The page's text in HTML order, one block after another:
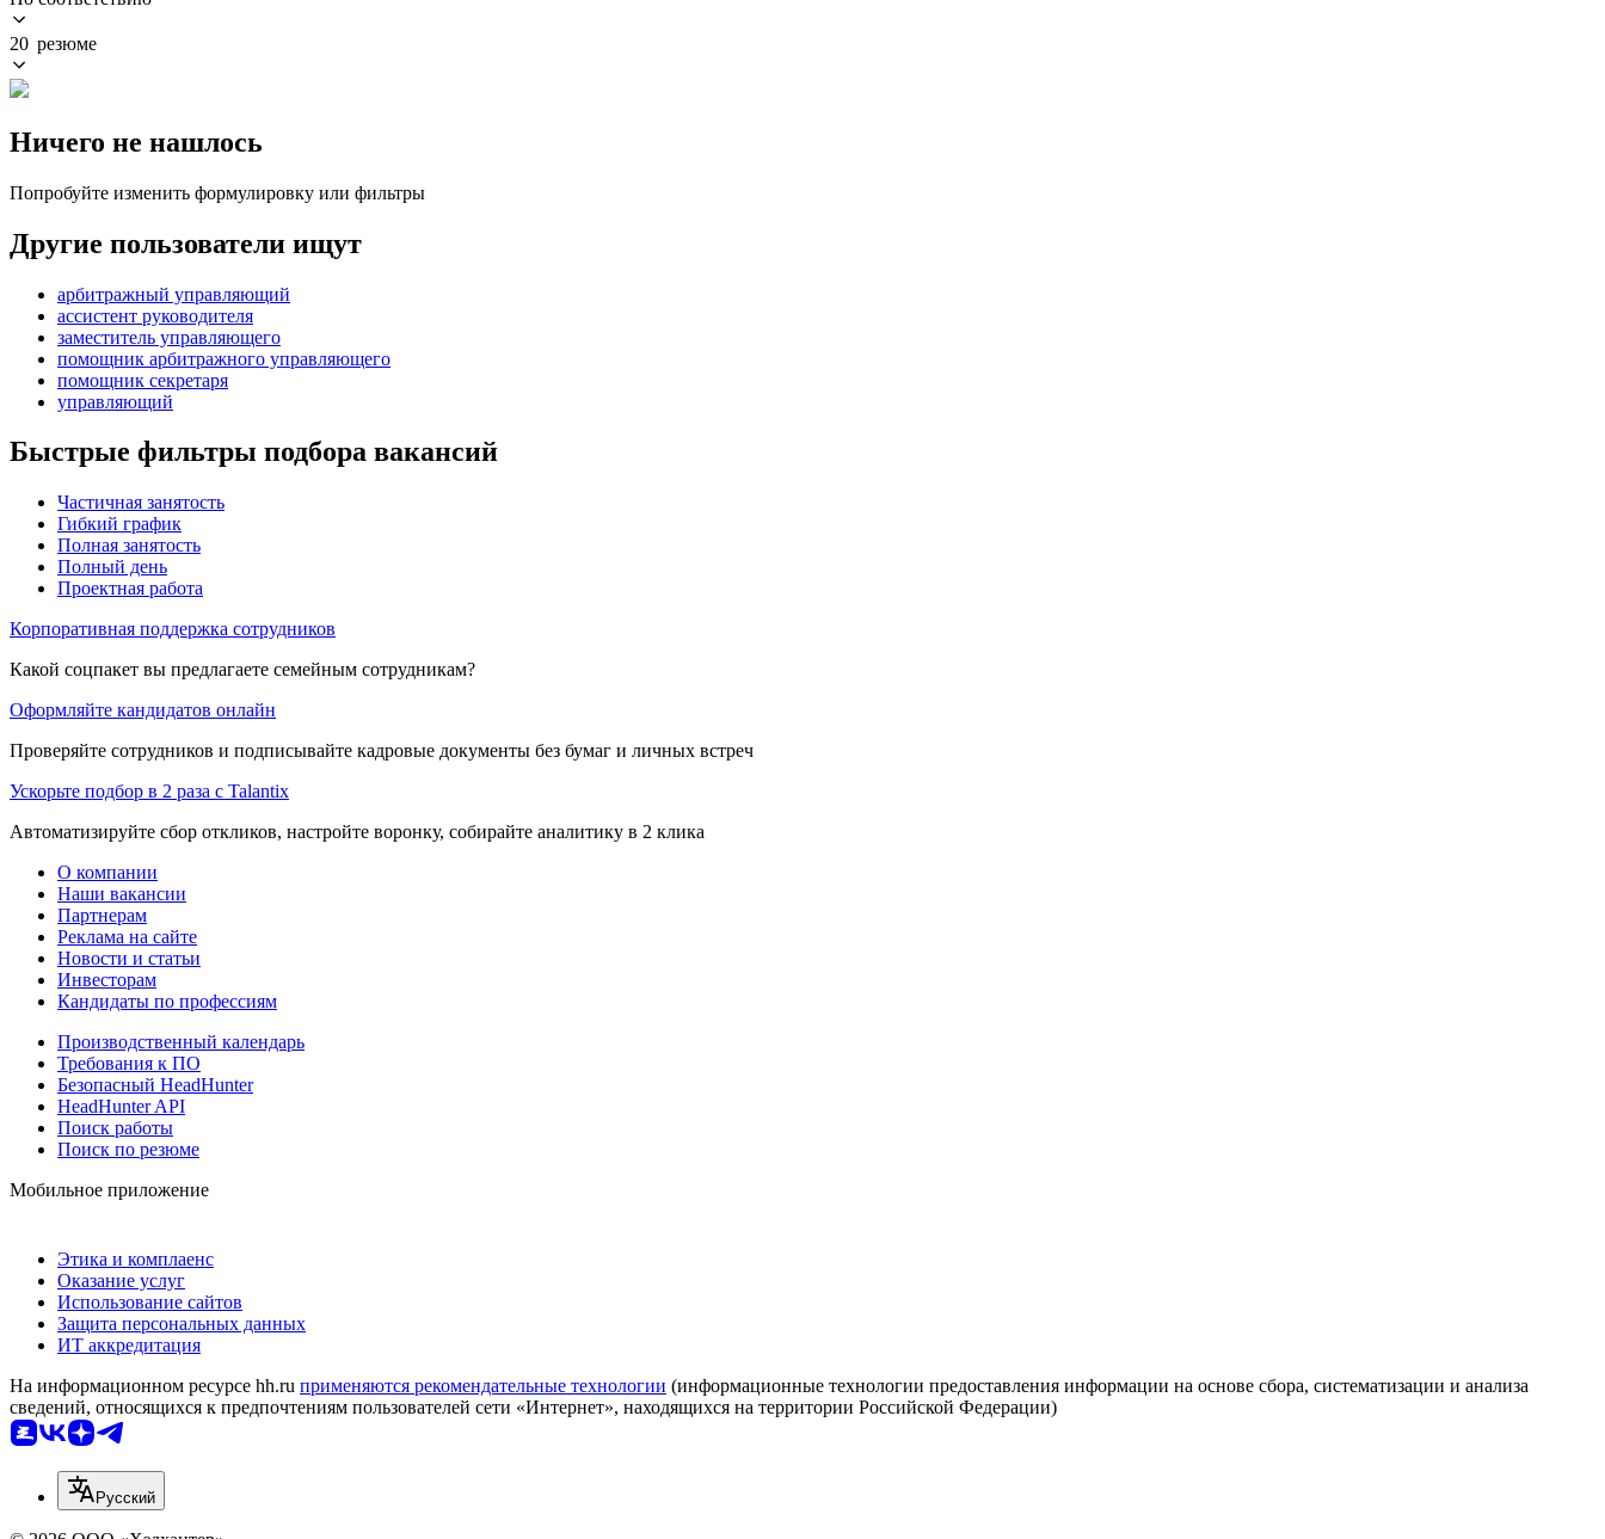
20 резюме
Ничего не нашлось
Попробуйте изменить формулировку или фильтры
Другие пользователи ищут
арбитражный управляющий
ассистент руководителя
заместитель управляющего
помощник арбитражного управляющего
помощник секретаря
управляющий
Быстрые фильтры подбора вакансий
Частичная занятость
Гибкий график
Полная занятость
Полный день
Проектная работа
Корпоративная поддержка сотрудников
Какой соцпакет вы предлагаете семейным сотрудникам?
Оформляйте кандидатов онлайн
Проверяйте сотрудников и подписывайте кадровые документы без бумаг и личных встреч
Ускорьте подбор в 2 раза с Talantix
Автоматизируйте сбор откликов, настройте воронку, собирайте аналитику в 2 клика
О компании
Наши вакансии
Партнерам
Реклама на сайте
Новости и статьи
Инвесторам
Кандидаты по профессиям
Производственный календарь
Требования к ПО
Безопасный HeadHunter
HeadHunter API
Поиск работы
Поиск по резюме
Мобильное приложение
Этика и комплаенс
Оказание услуг
Использование сайтов
Защита персональных данных
ИТ аккредитация
На информационном ресурсе hh.ru применяются рекомендательные технологии (информационные технологии предоставления информации на основе сбора, систематизации и анализа
сведений, относящихся к предпочтениям пользователей сети «Интернет», находящихся на территории Российской Федерации)
Русский